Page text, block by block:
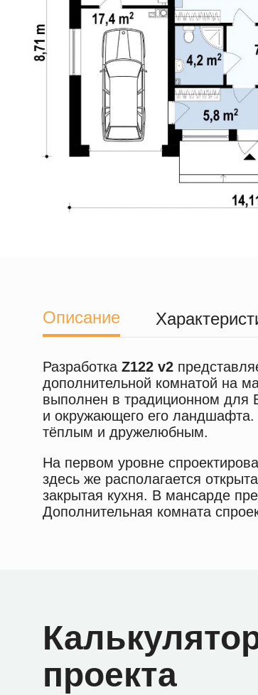
Описание
РазработкаZ122 v2
дополнительной комнатой на
выполнен в традиционном для
и окружающего его
тёплым и дружелюбным.
На первом уровне
здесь же располагается
закрытая кухня. В мансарде
Дополнительная комната
проекта